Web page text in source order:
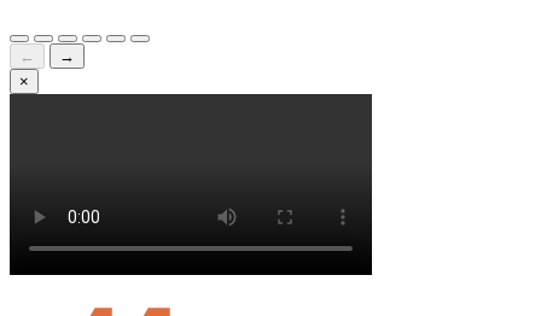
←
→
×